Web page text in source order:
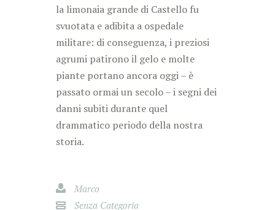
la limonaia grande di Castello fu
svuotata e adibita a ospedale
militare: di conseguenza, i preziosi
agrumi patirono il gelo e molte
piante portano ancora oggi – è
passato ormai un secolo – i segni dei
danni subiti durante quel
drammatico periodo della nostra
storia.
Marco
Senza Categoria